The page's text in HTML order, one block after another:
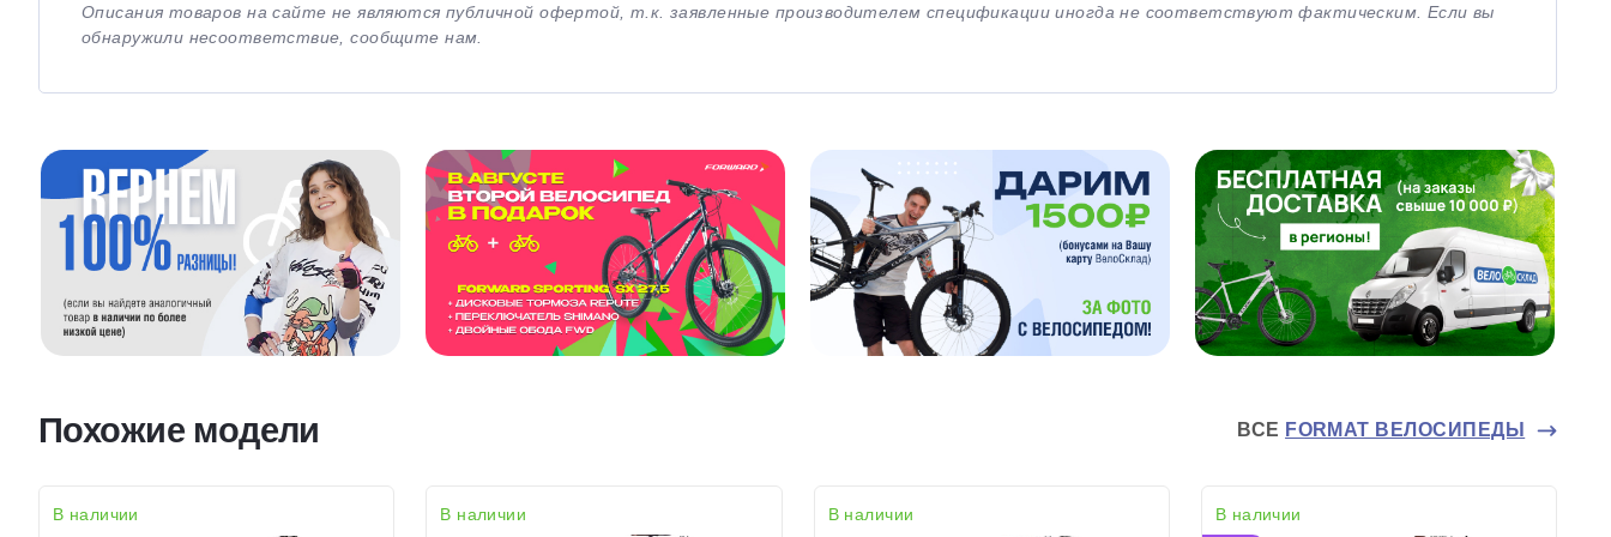
Описания товаров на сайте не являются публичной офертой, т.к. заявленные производителем спецификации иногда не соответствуют фактическим. Если вы
обнаружили несоответствие, сообщите нам.
Похожие модели ВСЕ FORMAT ВЕЛОСИПЕДЫ
В наличии В наличии В наличии В наличии